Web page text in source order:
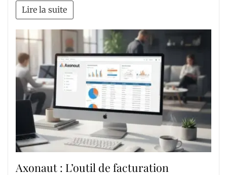
Lire la suite
Axonaut : L’outil de facturation